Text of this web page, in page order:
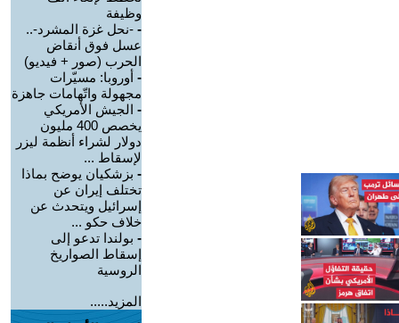
وظيفة
- -نحل غزة المشرد-..
عسل فوق أنقاض
الحرب (صور + فيديو)
- أوروبا: مسيّرات
مجهولة واتّهامات جاهزة
- الجيش الأمريكي
يخصص 400 مليون
دولار لشراء أنظمة ليزر
لإسقاط ...
- بزشكيان يوضح بماذا
تختلف إيران عن
إسرائيل ويتحدث عن
خلاف حكو ...
- بولندا تدعو إلى
إسقاط الصواريخ
الروسية
المزيد.....